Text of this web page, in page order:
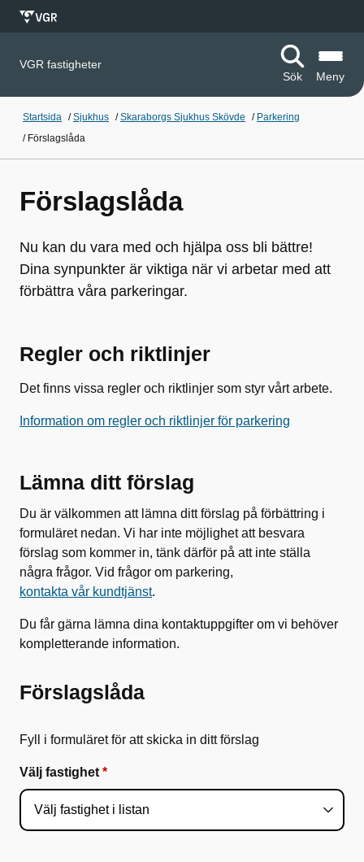
VGR fastigheter
Sök
Meny
Startsida /Sjukhus /Skaraborgs Sjukhus Skövde / Parkering
/ Förslagslåda
Förslagslåda
Nu kan du vara med och hjälpa oss bli bättre!
Dina synpunkter är viktiga när vi arbetar med att
förbättra våra parkeringar.
Regler och riktlinjer
Det finns vissa regler och riktlinjer som styr vårt arbete.
Information om regler och riktlinjer för parkering
Lämna ditt förslag
Du är välkommen att lämna ditt förslag på förbättring i
formuläret nedan. Vi har inte möjlighet att besvara
förslag som kommer in, tänk därför på att inte ställa
några frågor. Vid frågor om parkering,
kontakta vår kundtjänst.
Du får gärna lämna dina kontaktuppgifter om vi behöver
kompletterande information.
Förslagslåda
Fyll i formuläret för att skicka in ditt förslag
Välj fastighet